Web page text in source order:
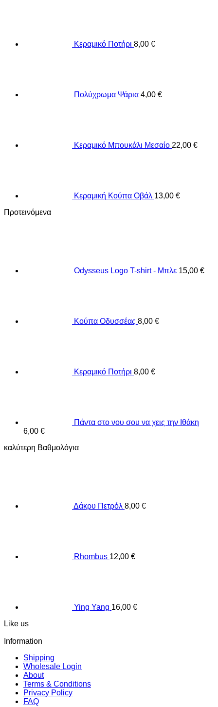
Κεραμικό Ποτήρι 8,00 €
Πολύχρωμα Ψάρια 4,00 €
Κεραμικό Μπουκάλι Μεσαίο 22,00 €
Κεραμική Κούπα Οβάλ 13,00 €
Προτεινόμενα
Odysseus Logo T-shirt - Μπλε 15,00 €
Κούπα Οδυσσέας 8,00 €
Κεραμικό Ποτήρι 8,00 €
Πάντα στο νου σου να χεις την Ιθάκη
6,00 €
καλύτερη Βαθμολόγια
Δάκρυ Πετρόλ 8,00 €
Rhombus 12,00 €
Ying Yang 16,00 €
Like us
Information
Shipping
Wholesale Login
About
Terms & Conditions
Privacy Policy
FAQ